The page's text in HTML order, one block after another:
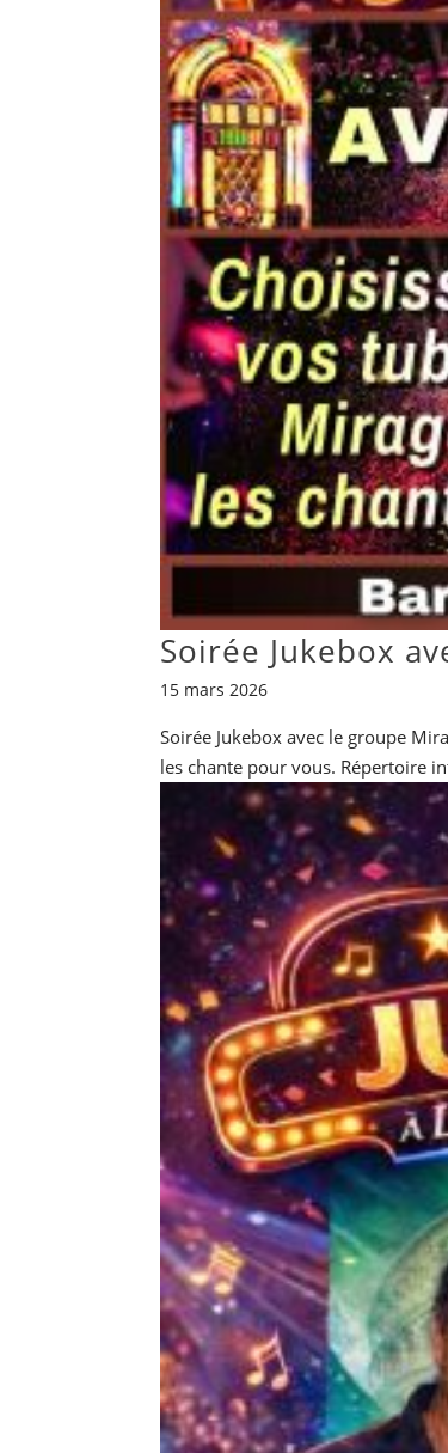
Soirée Jukebox
15 mars 2026
Soirée Jukebox avec le groupe
les chante pour vous. Répertoire